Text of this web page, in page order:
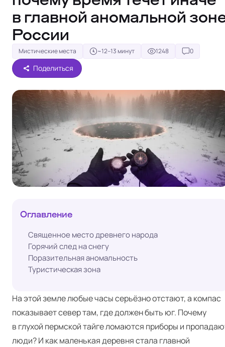
в главной аномальной
России
Мистические места ~12–13 минут 1248 0
Поделиться
Оглавление
Священное место древнего народа
Горячий след на снегу
Поразительная аномальность
Туристическая зона
На этой земле любые часы серьёзно отстают, а компас
показывает север там, где должен быть юг. Почему
в глухой пермской тайге ломаются приборы и
люди? И как маленькая деревня стала главной